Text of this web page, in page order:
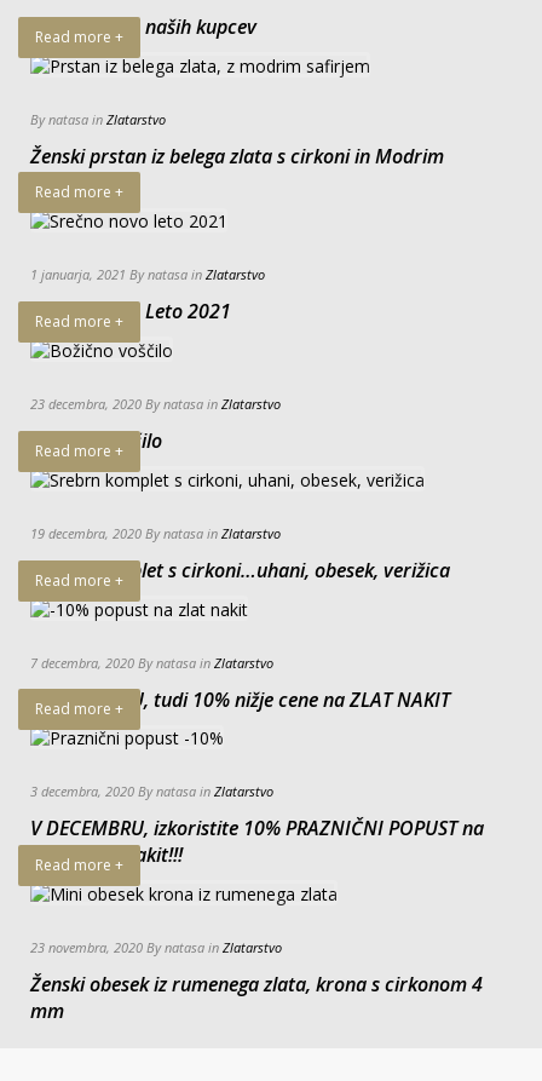
Zadovoljstvo naših kupcev
Read more +
By natasa in Zlatarstvo
Ženski prstan iz belega zlata s cirkoni in Modrim
Safirjem
Read more +
1 januarja, 2021 By natasa in Zlatarstvo
Srečno Novo Leto 2021
Read more +
23 decembra, 2020 By natasa in Zlatarstvo
Božično voščilo
Read more +
19 decembra, 2020 By natasa in Zlatarstvo
Srebrn komplet s cirkoni…uhani, obesek, verižica
Read more +
7 decembra, 2020 By natasa in Zlatarstvo
V DECEMBRU, tudi 10% nižje cene na ZLAT NAKIT
Read more +
3 decembra, 2020 By natasa in Zlatarstvo
V DECEMBRU, izkoristite 10% PRAZNIČNI POPUST na
ves srebrn nakit!!!
Read more +
23 novembra, 2020 By natasa in Zlatarstvo
Ženski obesek iz rumenega zlata, krona s cirkonom 4
mm